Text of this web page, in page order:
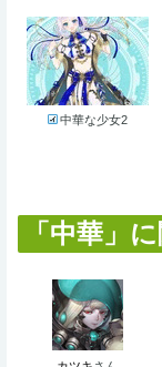
中華な少女2
「中華」